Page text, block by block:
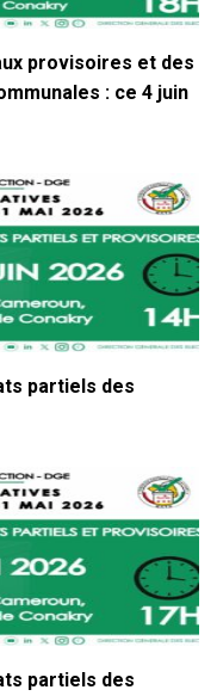
provisoires et des
: ce 4 juin
partiels des
partiels des